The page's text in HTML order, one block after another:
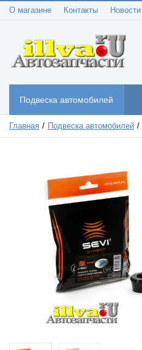
О магазине Контакты Новости
Подвеска автомобилей
Главная Подвеска автомобилей